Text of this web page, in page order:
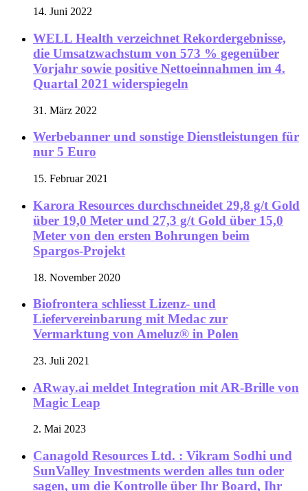
14. Juni 2022
WELL Health verzeichnet Rekordergebnisse,
die Umsatzwachstum von 573 % gegenüber
Vorjahr sowie positive Nettoeinnahmen im 4.
Quartal 2021 widerspiegeln
31. März 2022
Werbebanner und sonstige Dienstleistungen für
nur 5 Euro
15. Februar 2021
Karora Resources durchschneidet 29,8 g/t Gold
über 19,0 Meter und 27,3 g/t Gold über 15,0
Meter von den ersten Bohrungen beim
Spargos-Projekt
18. November 2020
Biofrontera schliesst Lizenz- und
Liefervereinbarung mit Medac zur
Vermarktung von Ameluz® in Polen
23. Juli 2021
ARway.ai meldet Integration mit AR-Brille von
Magic Leap
2. Mai 2023
Canagold Resources Ltd. : Vikram Sodhi und
SunValley Investments werden alles tun oder
sagen, um die Kontrolle über Ihr Board, Ihr